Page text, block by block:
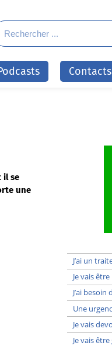
Contacts
il se
une
J’ai un
Je vais
J’ai besoin
Une
Je vais
Je vais